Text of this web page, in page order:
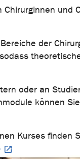
und
der
oder an
können
Kurses finden